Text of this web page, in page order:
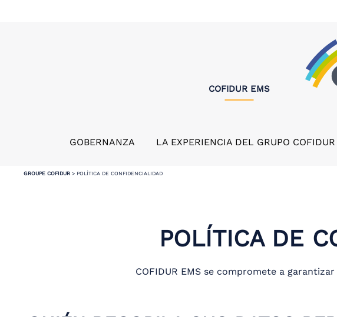
COFIDUR EMS
GOBERNANZA LA EXPERIENCIA DEL GRUPO COFIDUR
GROUPE COFIDUR > POLÍTICA DE CONFIDENCIALIDAD
POLÍTICA DE
COFIDUR EMS se compromete a